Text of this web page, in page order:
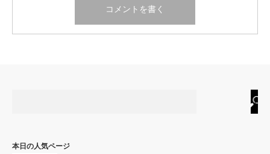
本日の人気ページ